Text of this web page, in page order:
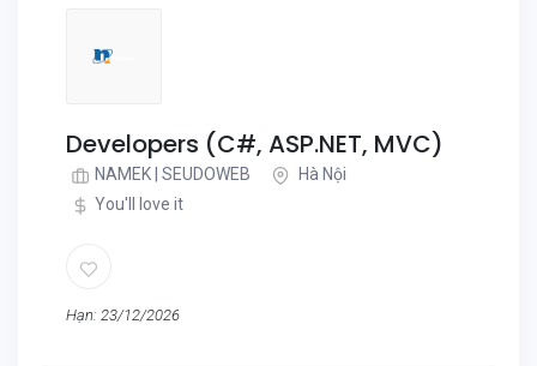
Developers (C#, ASP.NET, MVC)
NAMEK | SEUDOWEB
Hà Nội
You'll love it
Hạn: 23/12/2026